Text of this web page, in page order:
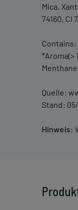
Mica,
74160, CI
*Aroma(>
Quelle:
Stand:
Hinweis: